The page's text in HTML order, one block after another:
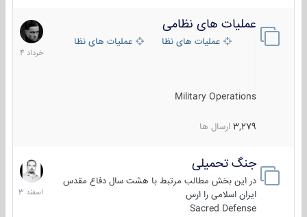
عملیات های نظامی
عملیات های نظامی ایرانعملیات های نظامی خارجی
Military Operations
3,279 ارسال ها
5
خرداد
1404
جنگ تحمیلی
در این بخش مطالب مرتبط با هشت سال دفاع مقدس
ایران اسلامی را ارس
Sacred Defense
20
اسفند
1403